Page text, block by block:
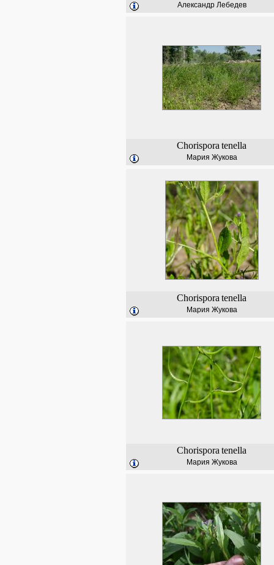
Александр Лебедев
Chorispora tenella
Мария Жукова
Chorispora tenella
Мария Жукова
Chorispora tenella
Мария Жукова